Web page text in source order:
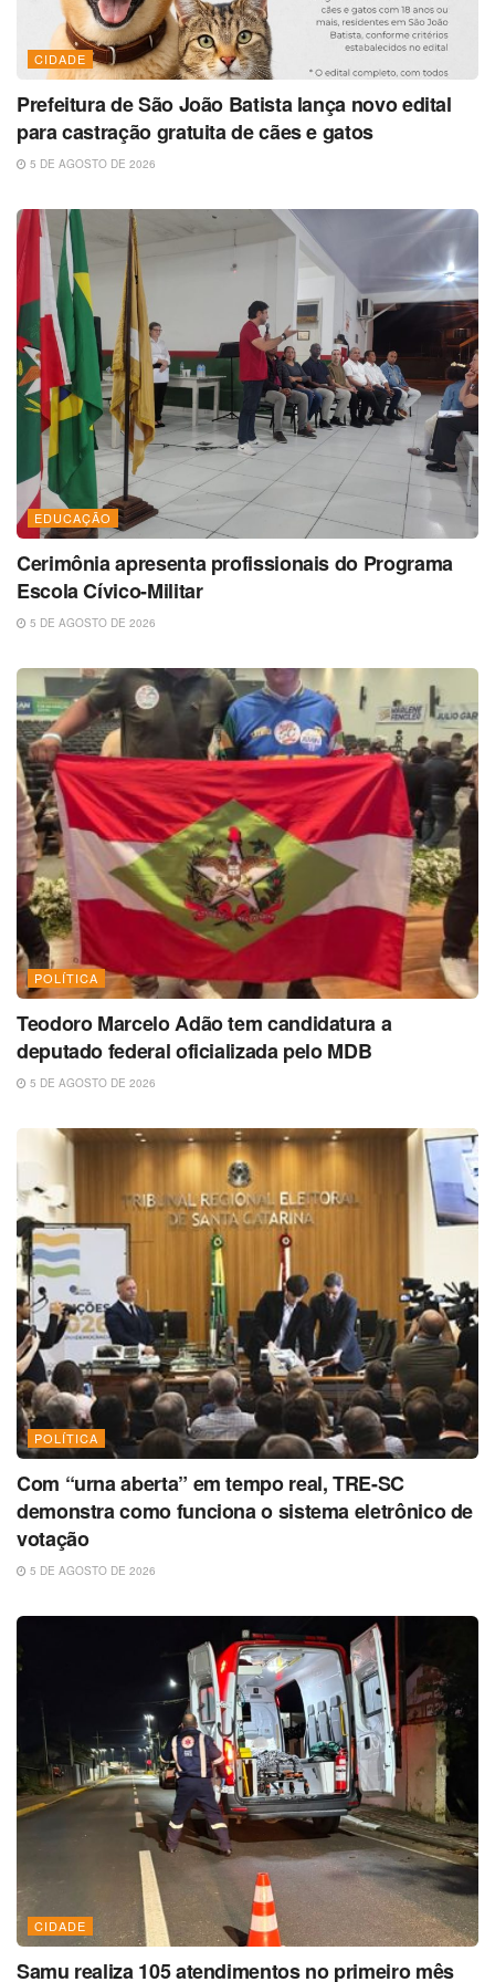
CIDADE
Prefeitura de São João Batista lança novo edital
para castração gratuita de cães e gatos
5 DE AGOSTO DE 2026
EDUCAÇÃO
Cerimônia apresenta profissionais do Programa
Escola Cívico-Militar
5 DE AGOSTO DE 2026
POLÍTICA
Teodoro Marcelo Adão tem candidatura a
deputado federal oficializada pelo MDB
5 DE AGOSTO DE 2026
POLÍTICA
Com “urna aberta” em tempo real, TRE-SC
demonstra como funciona o sistema eletrônico de
votação
5 DE AGOSTO DE 2026
CIDADE
Samu realiza 105 atendimentos no primeiro mês